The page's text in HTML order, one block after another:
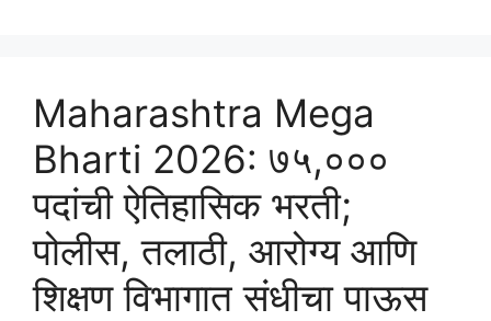
Maharashtra Mega
Bharti 2026: ७५,०००
पदांची ऐतिहासिक भरती;
पोलीस, तलाठी, आरोग्य आणि
शिक्षण विभागात संधीचा पाऊस